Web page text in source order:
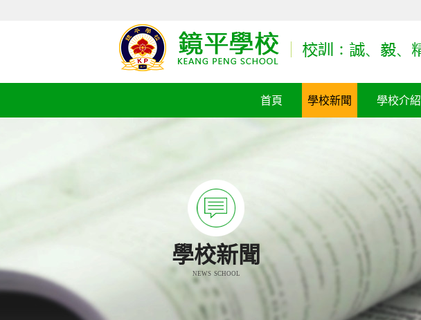
首頁 學校新聞 學校介紹
學校新聞
NEWS SCHOOL